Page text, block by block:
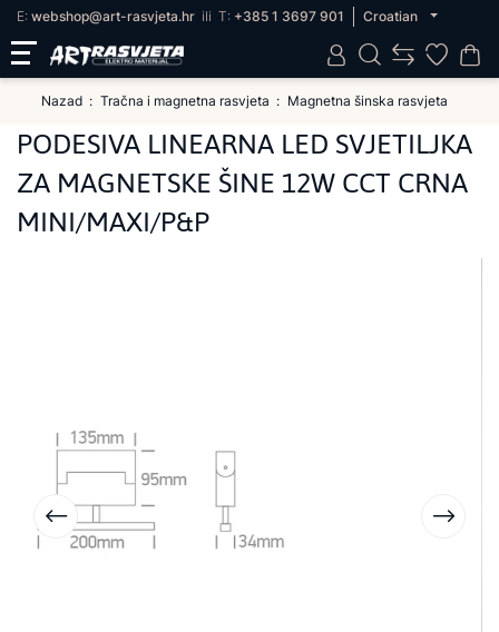
E: webshop@art-rasvjeta.hr ili T: +385 1 3697 901 Croatian
Nazad Tračna i magnetna rasvjeta Magnetna šinska rasvjeta
PODESIVA LINEARNA LED SVJETILJKA
ZA MAGNETSKE ŠINE 12W CCT CRNA
MINI/MAXI/P&P